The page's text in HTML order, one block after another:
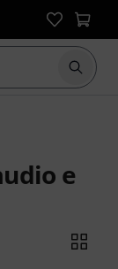
Iniciar
e